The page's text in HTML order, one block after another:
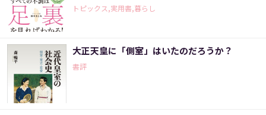
トピックス,実用書,暮らし
大正天皇に「側室」はいたのだろうか？
書評